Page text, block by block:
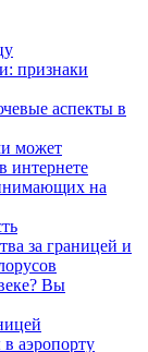
признаки
аспекты в
может
интернете
на
за границей и
Вы
аэропорту